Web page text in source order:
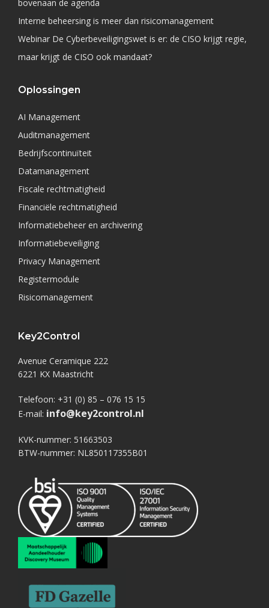
bovenaan de agenda
Interne beheersing is meer dan risicomanagement
Webinar De Cyberbeveiligingswet is er: de CISO krijgt regie,
maar krijgt de CISO ook mandaat?
Oplossingen
AI Management
Auditmanagement
Bedrijfscontinuïteit
Datamanagement
Fiscale rechtmatigheid
Financiële rechtmatigheid
Informatiebeheer en archivering
Informatiebeveiliging
Privacy Management
Registermodule
Risicomanagement
Key2Control
Avenue Ceramique 222
6221 KX Maastricht
Telefoon: +31 (0) 85 – 076 15 15
E-mail: info@key2control.nl
KVK-nummer: 51663503
BTW-nummer: NL850117355B01